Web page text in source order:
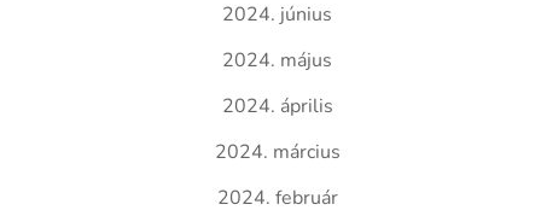
2024. június
2024. május
2024. április
2024. március
2024. február